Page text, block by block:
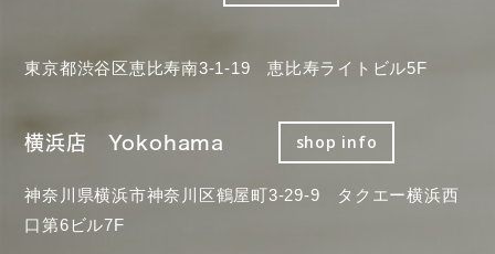
東京都渋谷区恵比寿南3-1-19 恵比寿ライトビル5F
横浜店 Yokohama shop info
神奈川県横浜市神奈川区鶴屋町3-29-9 タクエー横浜西
口第6ビル7F